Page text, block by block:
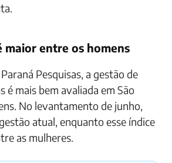
maior entre os homens
Pesquisas, a gestão de
é mais bem avaliada em São
No levantamento de junho,
atual, enquanto esse índice
as mulheres.